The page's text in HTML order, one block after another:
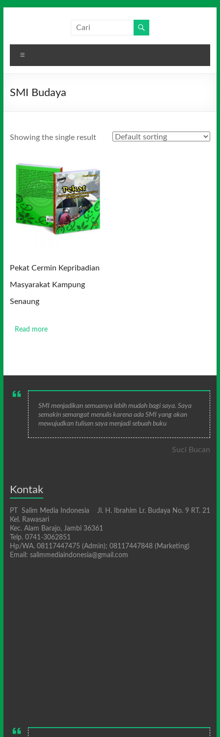
Media
Indonesia
SMI Budaya
Showing the single result
Pekat Cermin Kepribadian
Masyarakat Kampung
Senaung
Read more
SMI menjadikan semuanya lebih mudah bagi saya. Saya
semakin semangat menulis karena ada SMI yang akan
mewujudkan tulisan saya menjadi sebuah buku
Suci Bucan
Kontak
PT Salim Media Indonesia Jl. H. Ibrahim Lr. Budaya No. 9 RT. 21
Kel. Rawasari
Kec. Alam Barajo, Jambi 36361
Telp. 0741-3062851
Hp/WA. 08117447475 (Admin); 08117447848 (Marketing)
Email: salimmediaindonesia@gmail.com